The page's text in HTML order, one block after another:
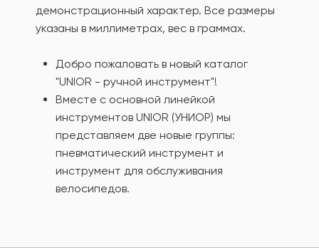
демонстрационный характер. Все размеры
указаны в миллиметрах, вес в граммах.
Добро пожаловать в новый каталог
"UNIOR - ручной инструмент"!
Вместе с основной линейкой
инструментов UNIOR (УНИОР) мы
представляем две новые группы:
пневматический инструмент и
инструмент для обслуживания
велосипедов.